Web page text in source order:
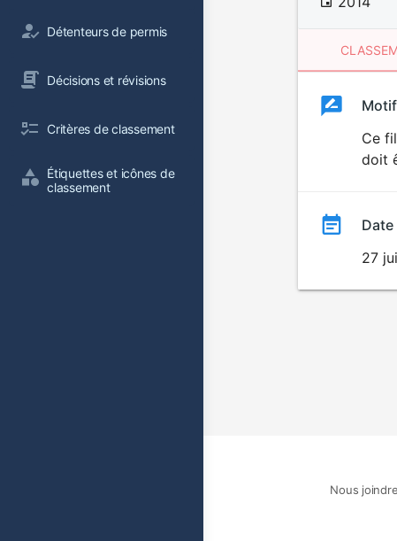
Détenteurs de permis
Décisions et révisions
Critères de classement
Étiquettes et icônes de
classement
Ce
doit
27
Nous joindre